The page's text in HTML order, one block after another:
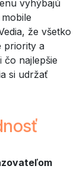
vyhýbajú
že všetko
priority a
čo najlepšie
si udržať